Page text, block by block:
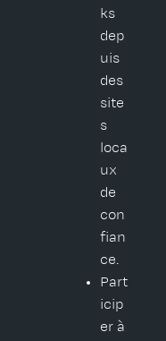
ks
dep
uis
des
site
s
loca
ux
de
con
fian
ce.
Part
icip
er à